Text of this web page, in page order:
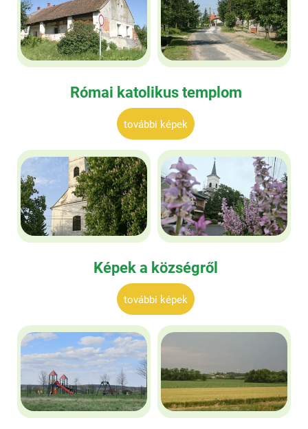
Római katolikus templom
további képek
Képek a községről
további képek